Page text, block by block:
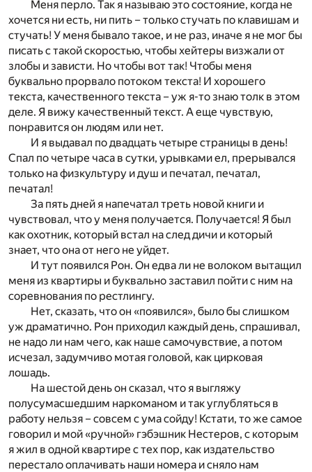
Меня перло. Так я называю это состояние, когда не
хочется ни есть, ни пить – только стучать по клавишам и
стучать! У меня бывало такое, и не раз, иначе я не мог бы
писать с такой скоростью, чтобы хейтеры визжали от
злобы и зависти. Но чтобы вот так! Чтобы меня
буквально прорвало потоком текста! И хорошего
текста, качественного текста – уж я-то знаю толк в этом
деле. Я вижу качественный текст. А еще чувствую,
понравится он людям или нет.
И я выдавал по двадцать четыре страницы в день!
Спал по четыре часа в сутки, урывками ел, прерывался
только на физкультуру и душ и печатал, печатал,
печатал!
За пять дней я напечатал треть новой книги и
чувствовал, что у меня получается. Получается! Я был
как охотник, который встал на след дичи и который
знает, что она от него не уйдет.
И тут появился Рон. Он едва ли не волоком вытащил
меня из квартиры и буквально заставил пойти с ним на
соревнования по рестлингу.
Нет, сказать, что он «появился», было бы слишком
уж драматично. Рон приходил каждый день, спрашивал,
не надо ли нам чего, как наше самочувствие, а потом
исчезал, задумчиво мотая головой, как цирковая
лошадь.
На шестой день он сказал, что я выгляжу
полусумасшедшим наркоманом и так углубляться в
работу нельзя – совсем с ума сойду! Кстати, то же самое
говорил и мой «ручной» гэбэшник Нестеров, с которым
я жил в одной квартире с тех пор, как издательство
перестало оплачивать наши номера и сняло нам